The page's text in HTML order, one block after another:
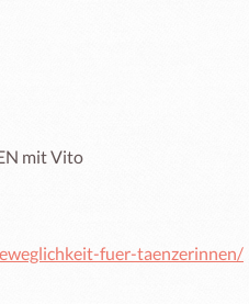
mit Vito
fuer-taenzerinnen/